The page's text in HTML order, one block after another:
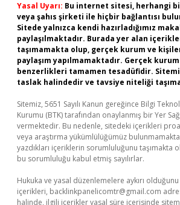
Yasal Uyarı: Bu internet sitesi, herhangi
veya şahıs şirketi ile hiçbir bağlantısı
Sitede yalnızca kendi hazırladığımız
paylaşılmaktadır. Burada yer alan
taşımamakta olup, gerçek kurum ve
paylaşım yapılmamaktadır. Gerçek
benzerlikleri tamamen tesadüfidir.
taslak halindedir ve tavsiye niteliği
Sitemiz, 5651 Sayılı Kanun gereğince Bilgi
Kurumu (BTK) tarafından onaylanmış bir Yer
vermektedir. Bu nedenle, sitedeki içerikleri
veya araştırma yükümlülüğümüz
yazdıkları içeriklerin sorumluluğunu taşımakta
bu sorumluluğu kabul etmiş sayılırlar.
Hukuka ve yasal düzenlemelere aykırı
içerikleri, backlinkpanelicomtr@gmail.com
halinde, ilgili içerikler yasal süre içerisinde